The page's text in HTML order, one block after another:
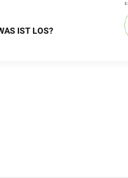
IST LOS?